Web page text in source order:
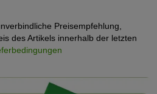
Preisempfehlung,
des Artikels innerhalb der letzten